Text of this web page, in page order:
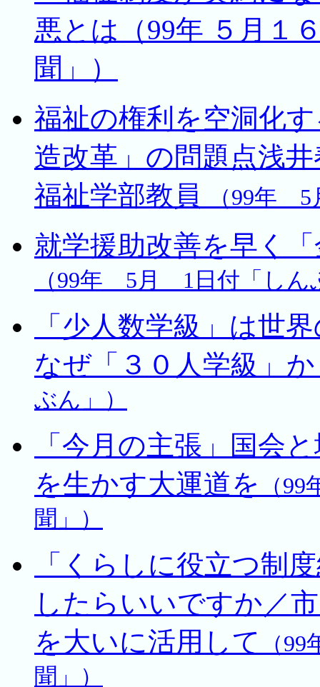
悪とは（99年 ５月１
聞」）
福祉の権利を空洞化
造改革」の問題点浅
福祉学部教員
（99年
就学援助改善を早く
（99年 5月 1日付「し
「少人数学級」は世
なぜ「３０人学級」
ぶん」）
「今月の主張」国会
を生かす大運道を
（
聞」）
「くらしに役立つ制
したらいいですか／
を大いに活用して
（
聞」）